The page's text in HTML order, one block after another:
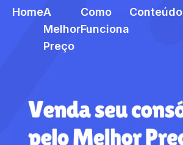
HomeA
Melhor
Preço
Como
Funciona
Conteúdo